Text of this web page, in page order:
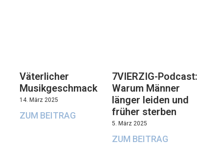
Väterlicher
Musikgeschmack
14. März 2025
ZUM BEITRAG
7VIERZIG-Podcast:
Warum Männer
länger leiden und
früher sterben
5. März 2025
ZUM BEITRAG